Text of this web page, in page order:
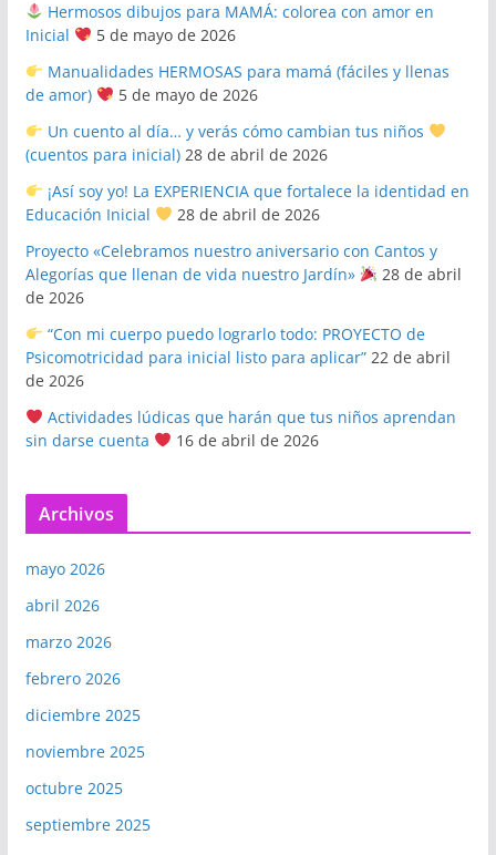
Hermosos dibujos para MAMÁ: colorea con amor en
Inicial
5 de mayo de 2026
Manualidades HERMOSAS para mamá (fáciles y llenas
de amor)
5 de mayo de 2026
Un cuento al día… y verás cómo cambian tus niños
(cuentos para inicial) 28 de abril de 2026
¡Así soy yo! La EXPERIENCIA que fortalece la identidad en
Educación Inicial
28 de abril de 2026
Proyecto «Celebramos nuestro aniversario con Cantos y
Alegorías que llenan de vida nuestro Jardín»
28 de abril
de 2026
“Con mi cuerpo puedo lograrlo todo: PROYECTO de
Psicomotricidad para inicial listo para aplicar” 22 de abril
de 2026
Actividades lúdicas que harán que tus niños aprendan
sin darse cuenta
16 de abril de 2026
Archivos
mayo 2026
abril 2026
marzo 2026
febrero 2026
diciembre 2025
noviembre 2025
octubre 2025
septiembre 2025